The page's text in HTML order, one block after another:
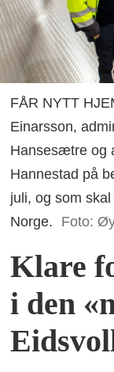
FÅR NYTT
Einarsson,
Hansesætre og
Hannestad på
juli, og som
Norge.
Foto:
Klare
i den